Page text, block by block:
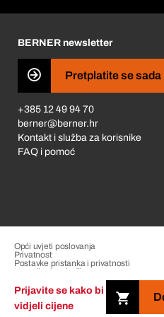
Prijavite se kako bi
vidjeli cijene
Business Conduct
BERNER newsletter
Pretplatite se sada
+385 12 49 94 70
berner@berner.hr
Kontakt i služba za korisnike
FAQ i pomoć
Copyright &copy; 2026 The
Opći uvjeti poslovanja
Privatnost
Postavke pristanka i privatnosti
Upravljanje pritužbama